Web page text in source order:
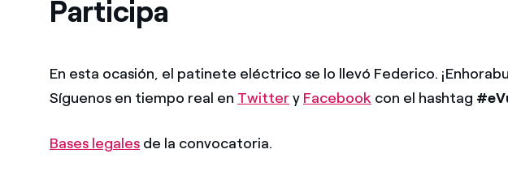
Participa
En esta ocasión, el patinete eléctrico se lo llevó Federico.
Síguenos en tiempo real en Twittery Facebook con el hashtag
Bases legales de la convocatoria.